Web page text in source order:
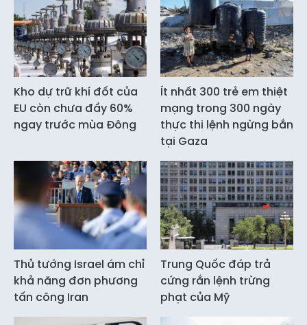
Kho dự trữ khí đốt của
EU còn chưa đầy 60%
ngay trước mùa Đông
Ít nhất 300 trẻ em thiệt
mạng trong 300 ngày
thực thi lệnh ngừng bắn
tại Gaza
Thủ tướng Israel ám chỉ
khả năng đơn phương
tấn công Iran
Trung Quốc đáp trả
cứng rắn lệnh trừng
phạt của Mỹ